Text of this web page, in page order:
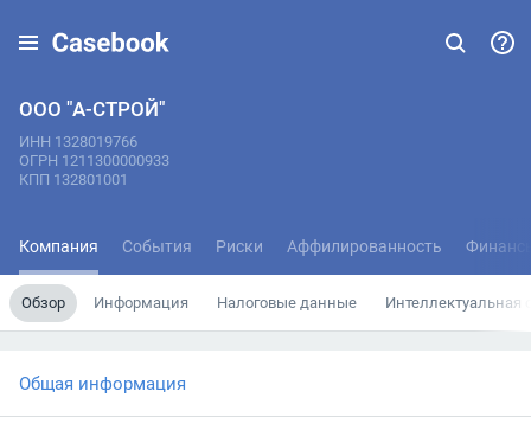
ООО "А-СТРОЙ"
ИНН 1328019766
ОГРН 1211300000933
КПП 132801001
Компания События Риски Аффилированность
Обзор Информация Налоговые данные Интеллектуальная
Общая информация